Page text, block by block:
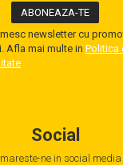
newsletter cu
Afla mai multe in Politica
Social
ne in social media